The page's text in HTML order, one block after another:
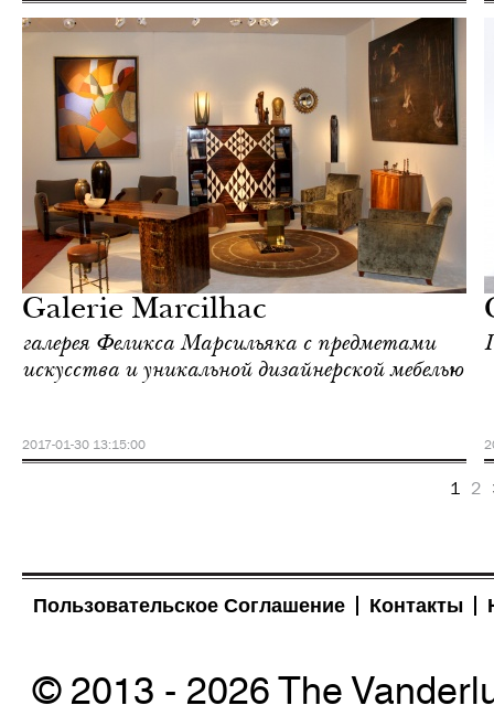
Galerie Marcilhac
галерея Феликса Марсильяка с предметами
искусства и уникальной дизайнерской мебелью
2017-01-30 13:15:00
1 2
Пользовательское Соглашение Контакты
© 2013 - 2026 The